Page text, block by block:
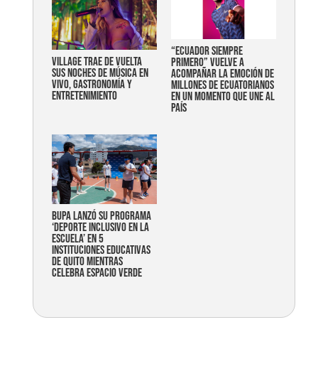
Village trae de vuelta
sus noches de música en
vivo, gastronomía y
entretenimiento
“Ecuador siempre
primero” vuelve a
acompañar la emoción de
millones de ecuatorianos
en un momento que une al
país
Bupa lanzó su programa
‘Deporte Inclusivo en la
Escuela’ en 5
instituciones educativas
de Quito mientras
celebra espacio verde